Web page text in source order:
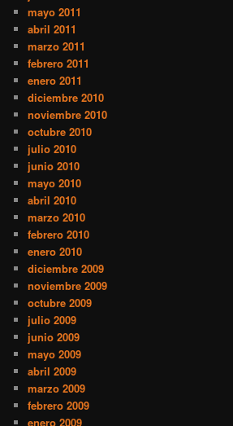
mayo 2011
abril 2011
marzo 2011
febrero 2011
enero 2011
diciembre 2010
noviembre 2010
octubre 2010
julio 2010
junio 2010
mayo 2010
abril 2010
marzo 2010
febrero 2010
enero 2010
diciembre 2009
noviembre 2009
octubre 2009
julio 2009
junio 2009
mayo 2009
abril 2009
marzo 2009
febrero 2009
enero 2009